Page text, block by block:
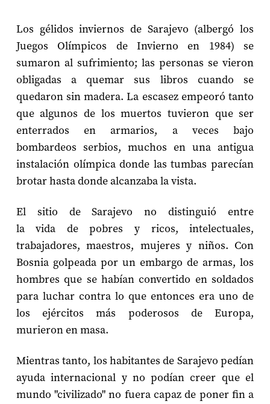
Los gélidos inviernos de Sarajevo (albergó los
Juegos Olímpicos de Invierno en 1984) se
sumaron al sufrimiento; las personas se vieron
obligadas a quemar sus libros cuando se
quedaron sin madera. La escasez empeoró tanto
que algunos de los muertos tuvieron que ser
enterrados en armarios, a veces bajo
bombardeos serbios, muchos en una antigua
instalación olímpica donde las tumbas parecían
brotar hasta donde alcanzaba la vista.
El sitio de Sarajevo no distinguió entre
la vida de pobres y ricos, intelectuales,
trabajadores, maestros, mujeres y niños. Con
Bosnia golpeada por un embargo de armas, los
hombres que se habían convertido en soldados
para luchar contra lo que entonces era uno de
los ejércitos más poderosos de Europa,
murieron en masa.
Mientras tanto, los habitantes de Sarajevo pedían
ayuda internacional y no podían creer que el
mundo "civilizado" no fuera capaz de poner fin a